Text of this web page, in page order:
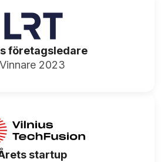
företagsledare
Vinnare 2023
startup